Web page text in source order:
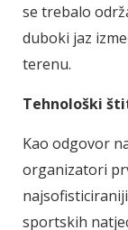
se trebalo
duboki jaz
terenu.
Tehnološki
Kao odgovor
organizatori
sportskih